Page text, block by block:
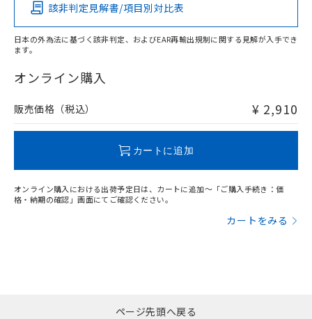
O
在庫等で未対応品が混在する可能性があります。
問い合わせください。
該非判定見解書/項目別対比表
日本の外為法に基づく該非判定、およびEAR再輸出規制に関する見解が入手でき
ます。
オンライン購入
販売価格（税込） ¥ 2,910
カートに追加
オンライン購入における出荷予定日は、カートに追加～「ご購入手続き：価
格・納期の確認」画面にてご確認ください。
カートをみる
ページ先頭へ戻る